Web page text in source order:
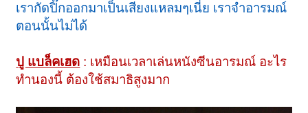
เรากัดปิ๊กออกมาเป็นเสียงแหลมๆเนี่ย เราจำอารมณ์
ตอนนั้นไม่ได้
ปู แบล็คเฮด : เหมือนเวลาเล่นหนังซีนอารมณ์ อะไร
ทำนองนี้ ต้องใช้สมาธิสูงมาก